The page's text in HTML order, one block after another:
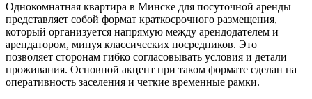
Однокомнатная квартира в Минске для посуточной аренды
представляет собой формат краткосрочного размещения,
который организуется напрямую между арендодателем и
арендатором, минуя классических посредников. Это
позволяет сторонам гибко согласовывать условия и детали
проживания. Основной акцент при таком формате сделан на
оперативность заселения и четкие временные рамки.